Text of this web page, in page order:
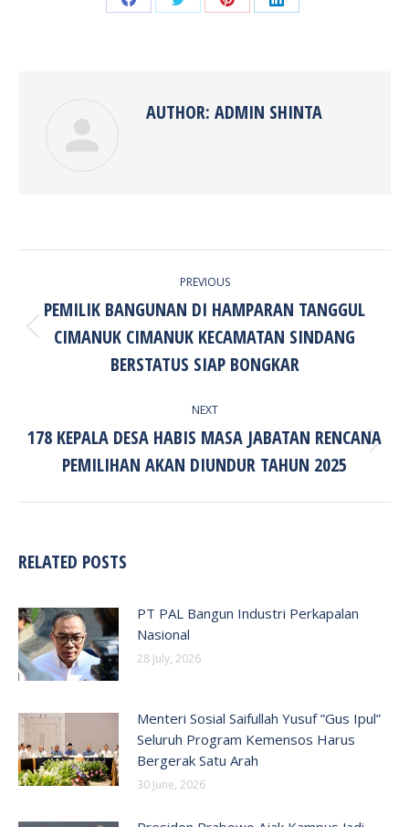
Share Share Share Share
AUTHOR: ADMIN SHINTA
PREVIOUS
Previous
post:
PEMILIK BANGUNAN DI HAMPARAN TANGGUL
CIMANUK CIMANUK KECAMATAN SINDANG
BERSTATUS SIAP BONGKAR
NEXT
Next
post:
178 KEPALA DESA HABIS MASA JABATAN RENCANA
PEMILIHAN AKAN DIUNDUR TAHUN 2025
RELATED POSTS
PT PAL Bangun Industri Perkapalan
Nasional
28 July, 2026
Menteri Sosial Saifullah Yusuf ”Gus Ipul”
Seluruh Program Kemensos Harus
Bergerak Satu Arah
30 June, 2026